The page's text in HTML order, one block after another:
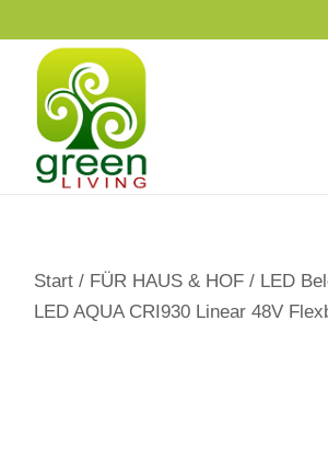
p
Start / FÜR HAUS & HOF / LED
LED AQUA CRI930 Linear 48V